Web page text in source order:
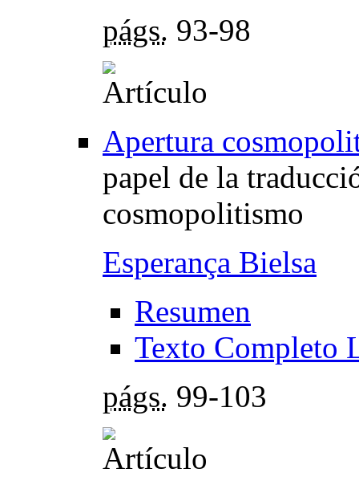
págs. 93-98
Apertura
papel de la
cosmopolitismo
Esperança Bielsa
Resumen
Texto Completo
págs. 99-103